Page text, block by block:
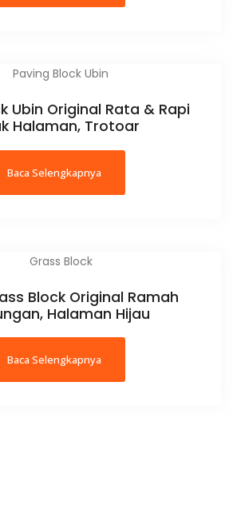
Ubin Original Rata & Rapi
Halaman, Trotoar
Baca Selengkapnya
Block Original Ramah
Halaman Hijau
Baca Selengkapnya